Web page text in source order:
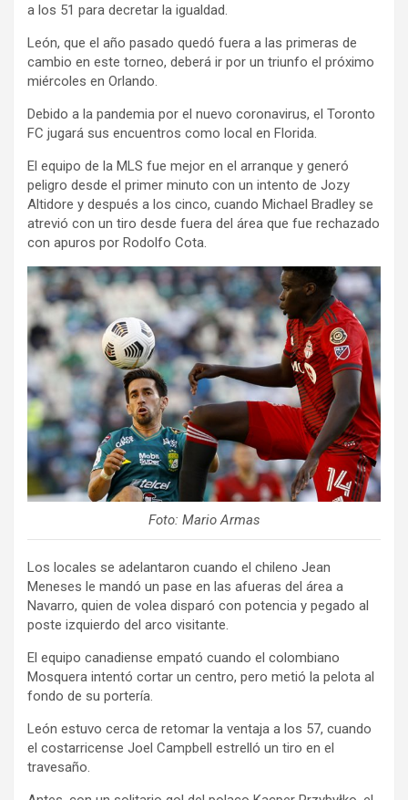
a los 51 para decretar la igualdad.
León, que el año pasado quedó fuera a las primeras de
cambio en este torneo, deberá ir por un triunfo el próximo
miércoles en Orlando.
Debido a la pandemia por el nuevo coronavirus, el Toronto
FC jugará sus encuentros como local en Florida.
El equipo de la MLS fue mejor en el arranque y generó
peligro desde el primer minuto con un intento de Jozy
Altidore y después a los cinco, cuando Michael Bradley se
atrevió con un tiro desde fuera del área que fue rechazado
con apuros por Rodolfo Cota.
Foto: Mario Armas
Los locales se adelantaron cuando el chileno Jean
Meneses le mandó un pase en las afueras del área a
Navarro, quien de volea disparó con potencia y pegado al
poste izquierdo del arco visitante.
El equipo canadiense empató cuando el colombiano
Mosquera intentó cortar un centro, pero metió la pelota al
fondo de su portería.
León estuvo cerca de retomar la ventaja a los 57, cuando
el costarricense Joel Campbell estrelló un tiro en el
travesaño.